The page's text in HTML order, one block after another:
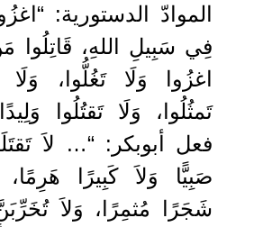
الموادّ الدستورية:
فِي سَبِيلِ اللهِ، قَاتِلُوا
اغزُوا وَلَا تَغُلُّوا، وَلَا
تَمثُلُوا، وَلَا تَقتُلُوا
فعل أبوبكر: “… لاَ
صَبِيًّا وَلاَ كَبِيرًا
شَجَرًا مُثمِرًا، وَلاَ